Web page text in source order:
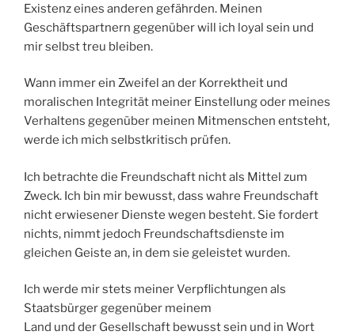
Existenz eines anderen gefährden. Meinen
Geschäftspartnern gegenüber will ich loyal sein und
mir selbst treu bleiben.
Wann immer ein Zweifel an der Korrektheit und
moralischen Integrität meiner Einstellung oder meines
Verhaltens gegenüber meinen Mitmenschen entsteht,
werde ich mich selbstkritisch prüfen.
Ich betrachte die Freundschaft nicht als Mittel zum
Zweck. Ich bin mir bewusst, dass wahre Freundschaft
nicht erwiesener Dienste wegen besteht. Sie fordert
nichts, nimmt jedoch Freundschaftsdienste im
gleichen Geiste an, in dem sie geleistet wurden.
Ich werde mir stets meiner Verpflichtungen als
Staatsbürger gegenüber meinem
Land und der Gesellschaft bewusst sein und in Wort